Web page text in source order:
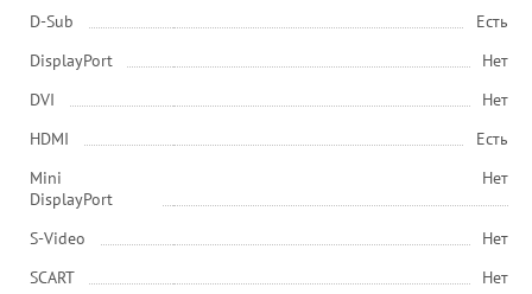
D-Sub
Есть
DisplayPort
Нет
DVI
Нет
HDMI
Есть
Mini
DisplayPort
Нет
S-Video
Нет
SCART
Нет